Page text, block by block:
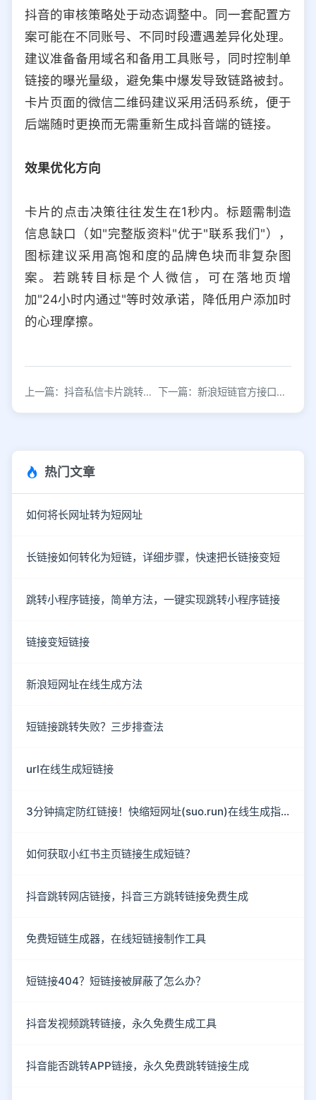
抖音的审核策略处于动态调整中。同一套配置方
案可能在不同账号、不同时段遭遇差异化处理。
建议准备备用域名和备用工具账号，同时控制单
链接的曝光量级，避免集中爆发导致链路被封。
卡片页面的微信二维码建议采用活码系统，便于
后端随时更换而无需重新生成抖音端的链接。
效果优化方向
卡片的点击决策往往发生在1秒内。标题需制造
信息缺口（如"完整版资料"优于"联系我们"），
图标建议采用高饱和度的品牌色块而非复杂图
案。若跳转目标是个人微信，可在落地页增
加"24小时内通过"等时效承诺，降低用户添加时
的心理摩擦。
上一篇：抖音私信卡片跳转微信怎么设置？完整操作教程 下一篇：新浪短链官方接口使用指南与接入方法
热门文章
如何将长网址转为短网址
长链接如何转化为短链，详细步骤，快速把长链接变短
跳转小程序链接，简单方法，一键实现跳转小程序链接
链接变短链接
新浪短网址在线生成方法
短链接跳转失败？三步排查法
url在线生成短链接
3分钟搞定防红链接！快缩短网址(suo.run)在线生成指南
如何获取小红书主页链接生成短链？
抖音跳转网店链接，抖音三方跳转链接免费生成
免费短链生成器，在线短链接制作工具
短链接404？短链接被屏蔽了怎么办？
抖音发视频跳转链接，永久免费生成工具
抖音能否跳转APP链接，永久免费跳转链接生成